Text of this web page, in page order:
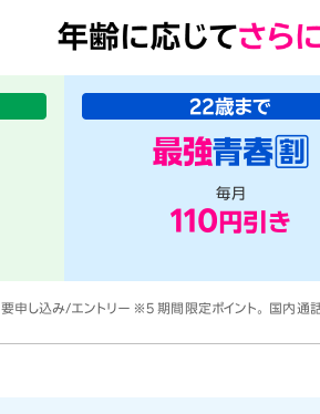
申し込み/エントリー ※5 期間限定ポイント。 国内通